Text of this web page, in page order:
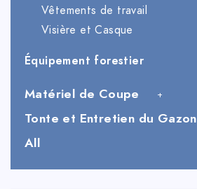
Vêtements de travail
Visière et Casque
Équipement forestier
Matériel de Coupe
Tonte et Entretien du Gazon
All